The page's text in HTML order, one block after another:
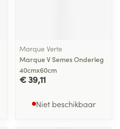
Marque Verte
Marque V Semes Onderleg
40cmx60cm
€ 39,11
Niet beschikbaar